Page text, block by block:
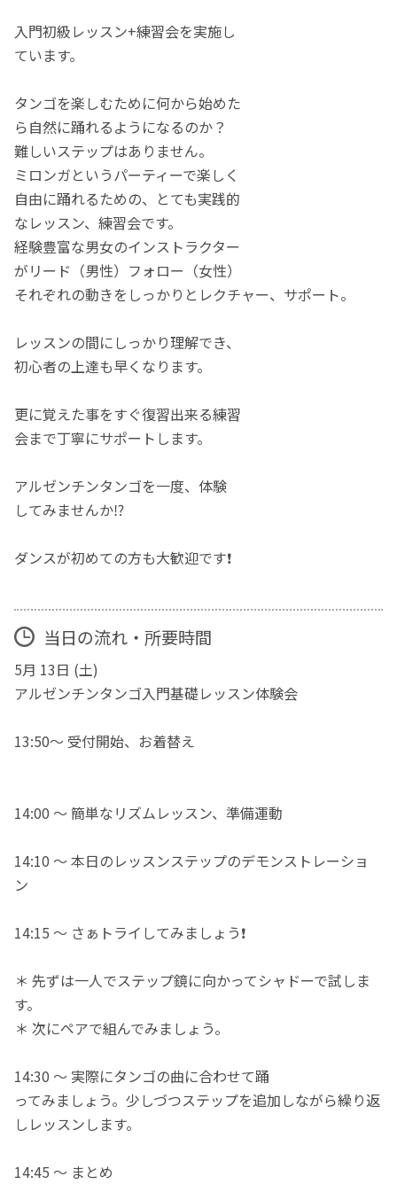
入門初級レッスン+練習会を実施し
ています。
タンゴを楽しむために何から始めた
ら自然に踊れるようになるのか？
難しいステップはありません。
ミロンガというパーティーで楽しく
自由に踊れるための、とても実践的
なレッスン、練習会です。
経験豊富な男女のインストラクター
がリード（男性）フォロー（女性）
それぞれの動きをしっかりとレクチャー、サポート。
レッスンの間にしっかり理解でき、
初心者の上達も早くなります。
更に覚えた事をすぐ復習出来る練習
会まで丁寧にサポートします。
アルゼンチンタンゴを一度、体験
してみませんか⁉️
ダンスが初めての方も大歓迎です❗️
当日の流れ・所要時間
5月 13日 (土)
アルゼンチンタンゴ入門基礎レッスン体験会
13:50～ 受付開始、お着替え
14:00 ～ 簡単なリズムレッスン、準備運動
14:10 ～ 本日のレッスンステップのデモンストレーショ
ン
14:15 ～ さぁトライしてみましょう❗️
＊ 先ずは一人でステップ鏡に向かってシャドーで試しま
す。
＊ 次にペアで組んでみましょう。
14:30 ～ 実際にタンゴの曲に合わせて踊
ってみましょう。少しづつステップを追加しながら繰り返
しレッスンします。
14:45 ～ まとめ